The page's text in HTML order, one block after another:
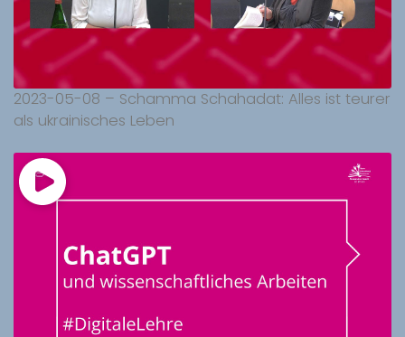
2023-05-08 – Schamma Schahadat: Alles ist teurer
als ukrainisches Leben